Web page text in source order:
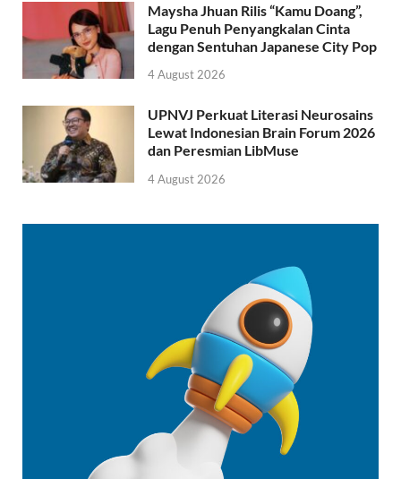
Maysha Jhuan Rilis “Kamu Doang”,
Lagu Penuh Penyangkalan Cinta
dengan Sentuhan Japanese City Pop
4 August 2026
UPNVJ Perkuat Literasi Neurosains
Lewat Indonesian Brain Forum 2026
dan Peresmian LibMuse
4 August 2026